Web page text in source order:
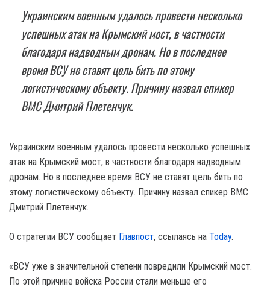
Украинским военным удалось провести несколько
успешных атак на Крымский мост, в частности
благодаря надводным дронам. Но в последнее
время ВСУ не ставят цель бить по этому
логистическому объекту. Причину назвал спикер
BMC Дмитрий Плетенчук.
Украинским военным удалось провести несколько успешных
атак на Крымский мост, в частности благодаря надводным
дронам. Но в последнее время ВСУ не ставят цель бить по
этому логистическому объекту. Причину назвал спикер BMC
Дмитрий Плетенчук.
О стратегии ВСУ сообщает Главпост, ссылаясь на Today.
«ВСУ уже в значительной степени повредили Крымский мост.
По этой причине войска России стали меньше его